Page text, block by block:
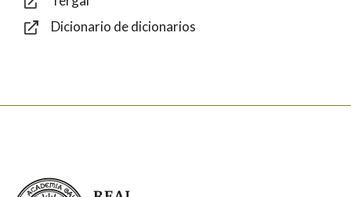
Dicionario de dicionarios
Real Academia Galega